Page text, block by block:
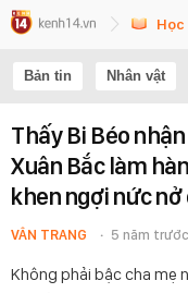
Bản tin Nhân vật
Thấy Bi Béo
Xuân Bắc làm
khen ngợi nức nở
VÂN TRANG 5 năm trước
Không phải bậc cha mẹ